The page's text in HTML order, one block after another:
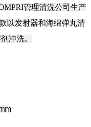
管理清洗公司生产
以发射器和海绵弹丸清
冲洗。